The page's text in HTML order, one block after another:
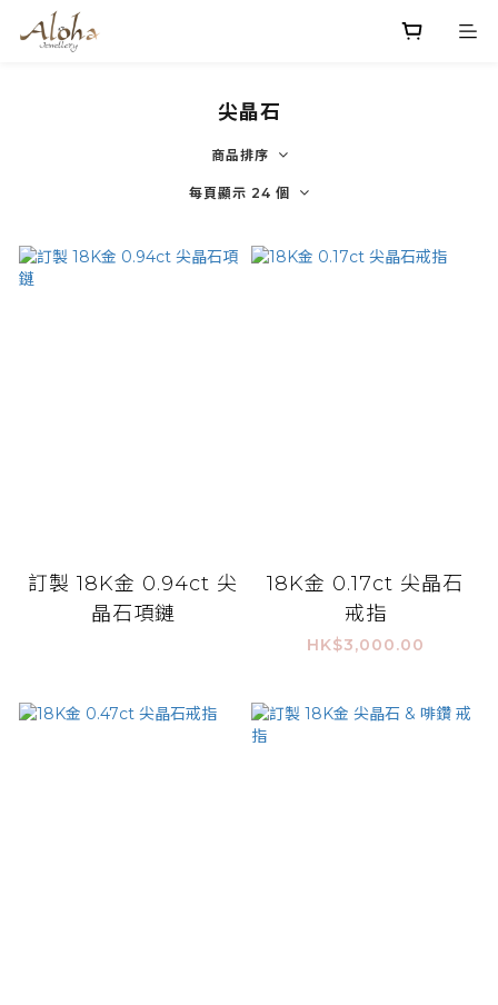
尖晶石
商品排序
每頁顯示 24 個
訂製 18K金 0.94ct 尖
晶石項鏈
18K金 0.17ct 尖晶石
戒指
HK$3,000.00